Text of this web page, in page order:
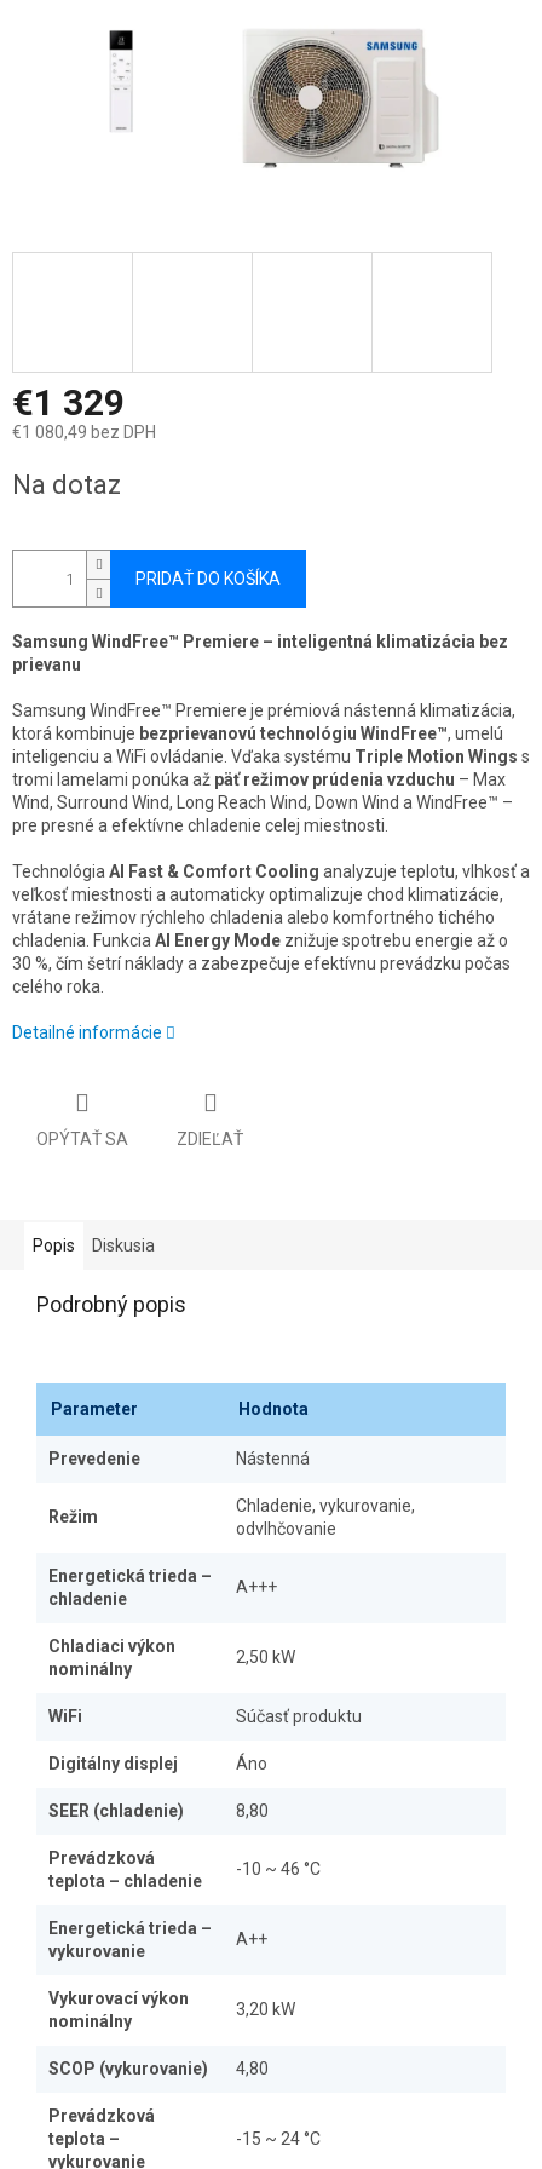
€1 329
€1 080,49 bez DPH
cena:
Na dotaz
PRIDAŤ DO KOŠÍKA
Samsung WindFree™ Premiere – inteligentná klimatizácia bez
prievanu
Samsung WindFree™ Premiere je prémiová nástenná klimatizácia,
ktorá kombinuje bezprievanovú technológiu WindFree™, umelú
inteligenciu a WiFi ovládanie. Vďaka systému Triple Motion Wings s
tromi lamelami ponúka až päť režimov prúdenia vzduchu – Max
Wind, Surround Wind, Long Reach Wind, Down Wind a WindFree™ –
pre presné a efektívne chladenie celej miestnosti.
TechnológiaAI Fast & Comfort Cooling analyzuje teplotu, vlhkosť a
veľkosť miestnosti a automaticky optimalizuje chod klimatizácie,
vrátane režimov rýchleho chladenia alebo komfortného tichého
chladenia. FunkciaAI Energy Mode znižuje spotrebu energie až o
30 %, čím šetrí náklady a zabezpečuje efektívnu prevádzku počas
celého roka.
Detailné informácie
OPÝTAŤ SA ZDIEĽAŤ
Popis Diskusia
Podrobný popis
Parameter Hodnota
Prevedenie Nástenná
Režim
Chladenie, vykurovanie,
odvlhčovanie
Energetická trieda –
chladenie
A+++
Chladiaci výkon
nominálny
2,50 kW
WiFi Súčasť produktu
Digitálny displej Áno
SEER (chladenie) 8,80
Prevádzková
teplota – chladenie
-10 ~ 46 °C
Energetická trieda –
vykurovanie
A++
Vykurovací výkon
nominálny
3,20 kW
SCOP (vykurovanie) 4,80
Prevádzková
teplota –
vykurovanie
-15 ~ 24 °C